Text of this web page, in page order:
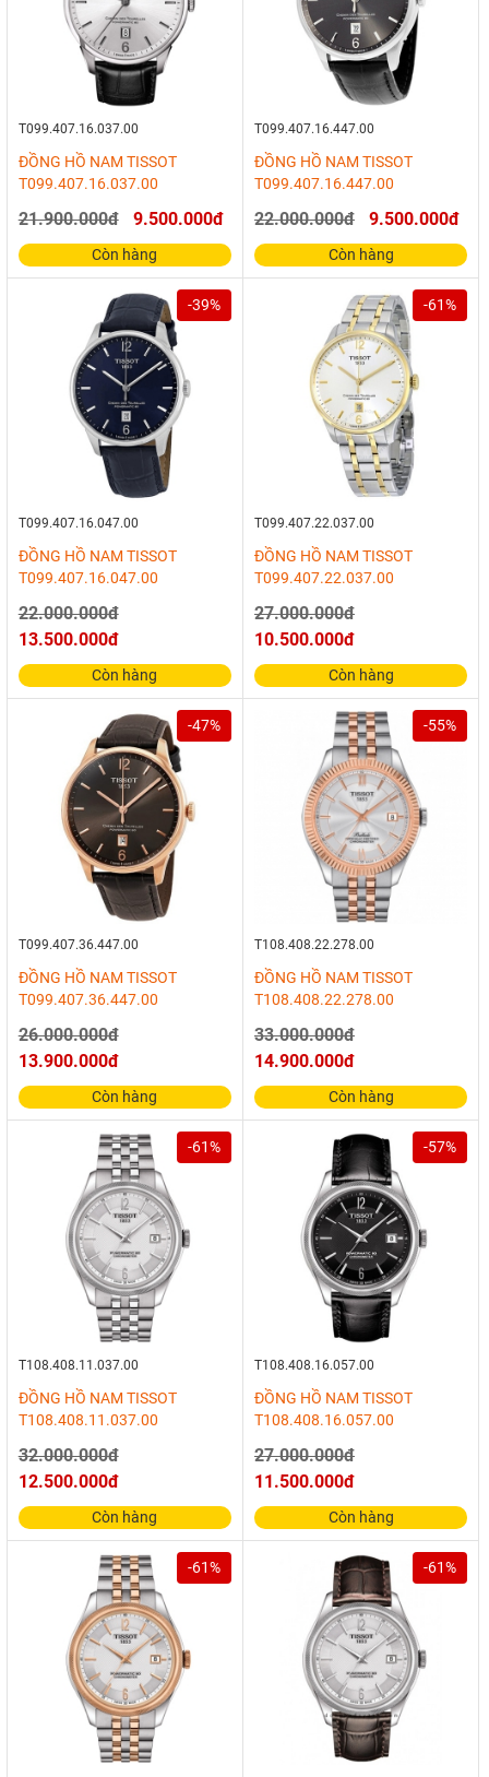
T099.407.16.037.00
ĐỒNG HỒ NAM TISSOT
T099.407.16.037.00
21.900.000đ 9.500.000đ
Còn hàng
T099.407.16.447.00
ĐỒNG HỒ NAM TISSOT
T099.407.16.447.00
22.000.000đ 9.500.000đ
Còn hàng
-39%
T099.407.16.047.00
ĐỒNG HỒ NAM TISSOT
T099.407.16.047.00
22.000.000đ
13.500.000đ
Còn hàng
-61%
T099.407.22.037.00
ĐỒNG HỒ NAM TISSOT
T099.407.22.037.00
27.000.000đ
10.500.000đ
Còn hàng
-47%
T099.407.36.447.00
ĐỒNG HỒ NAM TISSOT
T099.407.36.447.00
26.000.000đ
13.900.000đ
Còn hàng
-55%
T108.408.22.278.00
ĐỒNG HỒ NAM TISSOT
T108.408.22.278.00
33.000.000đ
14.900.000đ
Còn hàng
-61%
T108.408.11.037.00
ĐỒNG HỒ NAM TISSOT
T108.408.11.037.00
32.000.000đ
12.500.000đ
Còn hàng
-57%
T108.408.16.057.00
ĐỒNG HỒ NAM TISSOT
T108.408.16.057.00
27.000.000đ
11.500.000đ
Còn hàng
-61% -61%